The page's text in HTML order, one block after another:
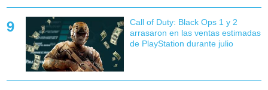
Call of Duty: Black Ops 1 y 2
arrasaron en las ventas estimadas
de PlayStation durante julio